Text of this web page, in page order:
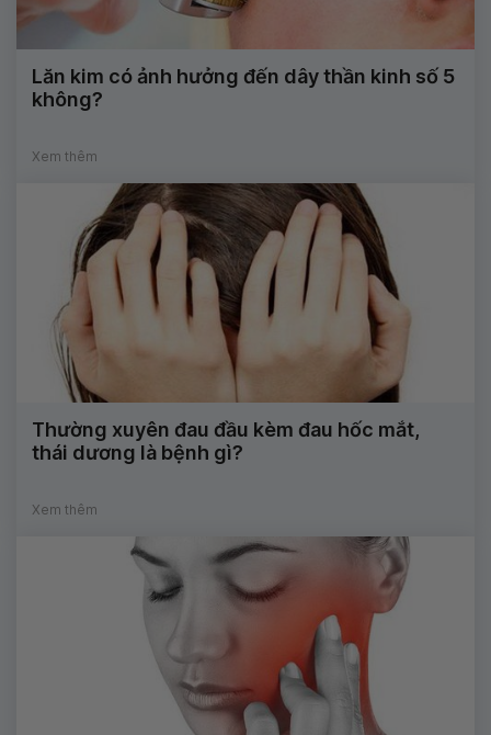
Lăn kim có ảnh hưởng đến dây thần kinh số 5
không?
Xem thêm
Thường xuyên đau đầu kèm đau hốc mắt,
thái dương là bệnh gì?
Xem thêm